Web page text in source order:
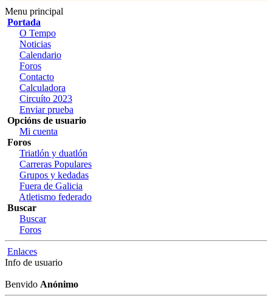
Menu principal
Portada
O Tempo
Noticias
Calendario
Foros
Contacto
Calculadora
Circuíto 2023
Enviar prueba
Opcións de usuario
Mi cuenta
Foros
Triatlón y duatlón
Carreras Populares
Grupos y kedadas
Fuera de Galicia
Atletismo federado
Buscar
Buscar
Foros
Enlaces
Info de usuario
Benvido Anónimo